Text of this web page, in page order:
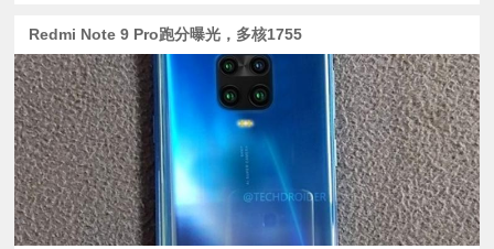
Redmi Note 9 Pro跑分曝光，多核1755